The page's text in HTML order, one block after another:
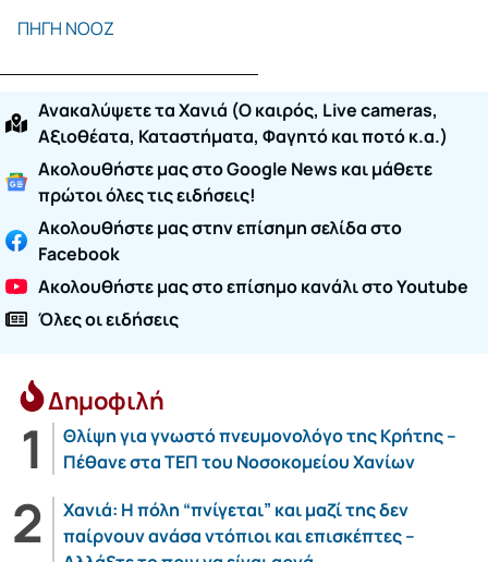
ΠΗΓΗ ΝΟΟΖ
Ανακαλύψετε τα Χανιά (O καιρός, Live cameras,
Αξιοθέατα, Καταστήματα, Φαγητό και ποτό κ.α.)
Ακολουθήστε μας στο Google News και μάθετε
πρώτοι όλες τις ειδήσεις!
Ακολουθήστε μας στην επίσημη σελίδα στο
Facebook
Ακολουθήστε μας στο επίσημο κανάλι στο Youtube
Όλες οι ειδήσεις
Δημοφιλή
Θλίψη για γνωστό πνευμονολόγο της Κρήτης –
Πέθανε στα ΤΕΠ του Νοσοκομείου Χανίων
Χανιά: Η πόλη “πνίγεται” και μαζί της δεν
παίρνουν ανάσα ντόπιοι και επισκέπτες –